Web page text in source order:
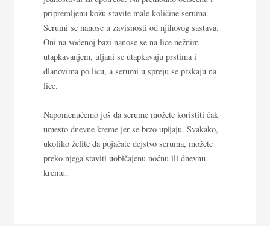
pripremljenu kožu stavite male količine seruma.
Serumi se nanose u zavisnosti od njihovog sastava.
Oni na vodenoj bazi nanose se na lice nežnim
utapkavanjem, uljani se utapkavaju prstima i
dlanovima po licu, a serumi u spreju se prskaju na
lice.
Napomenućemo još da serume možete koristiti čak
umesto dnevne kreme jer se brzo upijaju. Svakako,
ukoliko želite da pojačate dejstvo seruma, možete
preko njega staviti uobičajenu noćnu ili dnevnu
kremu.